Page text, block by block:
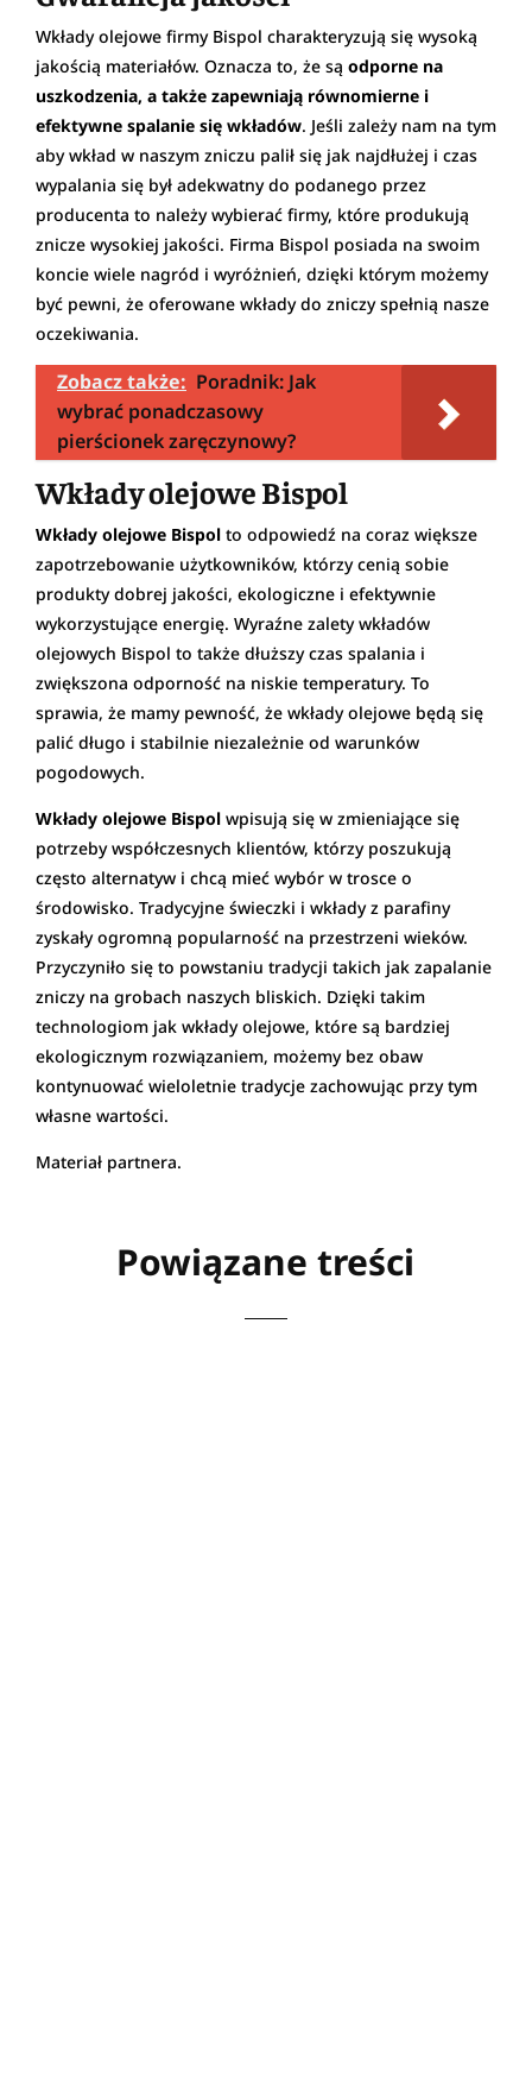
Wkłady olejowe firmy Bispol charakteryzują się wysoką
jakością materiałów. Oznacza to, że są odporne na
uszkodzenia, a także zapewniają równomierne i
efektywne spalanie się wkładów. Jeśli zależy nam na tym
aby wkład w naszym zniczu palił się jak najdłużej i czas
wypalania się był adekwatny do podanego przez
producenta to należy wybierać firmy, które produkują
znicze wysokiej jakości. Firma Bispol posiada na swoim
koncie wiele nagród i wyróżnień, dzięki którym możemy
być pewni, że oferowane wkłady do zniczy spełnią nasze
oczekiwania.
Zobacz także: Poradnik: Jak
wybrać ponadczasowy
pierścionek zaręczynowy?
Wkłady olejowe Bispol
Wkłady olejowe Bispol to odpowiedź na coraz większe
zapotrzebowanie użytkowników, którzy cenią sobie
produkty dobrej jakości, ekologiczne i efektywnie
wykorzystujące energię. Wyraźne zalety wkładów
olejowych Bispol to także dłuższy czas spalania i
zwiększona odporność na niskie temperatury. To
sprawia, że mamy pewność, że wkłady olejowe będą się
palić długo i stabilnie niezależnie od warunków
pogodowych.
Wkłady olejowe Bispol wpisują się w zmieniające się
potrzeby współczesnych klientów, którzy poszukują
często alternatyw i chcą mieć wybór w trosce o
środowisko. Tradycyjne świeczki i wkłady z parafiny
zyskały ogromną popularność na przestrzeni wieków.
Przyczyniło się to powstaniu tradycji takich jak zapalanie
zniczy na grobach naszych bliskich. Dzięki takim
technologiom jak wkłady olejowe, które są bardziej
ekologicznym rozwiązaniem, możemy bez obaw
kontynuować wieloletnie tradycje zachowując przy tym
własne wartości.
Materiał partnera.
Powiązane treści